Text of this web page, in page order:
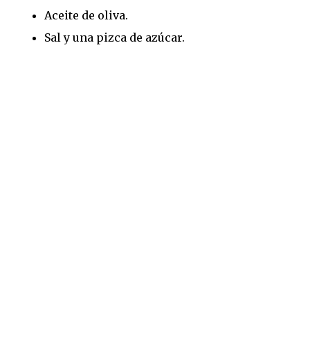
Aceite de oliva.
Sal y una pizca de azúcar.